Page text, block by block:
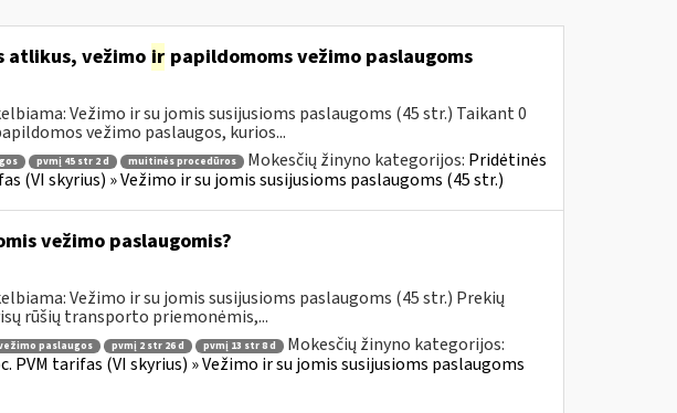
atlikus, vežimo irpapildomoms vežimo paslaugoms
Vežimo ir su jomis susijusioms paslaugoms (45 str.) Taikant 0
vežimo paslaugos, kurios...
pvmį 45 str 2 d muitinės procedūros Mokesčių žinyno kategorijos: Pridėtinės
(VI skyrius) » Vežimo ir su jomis susijusioms paslaugoms (45 str.)
vežimo paslaugomis?
Vežimo ir su jomis susijusioms paslaugoms (45 str.) Prekių
rūšių transporto priemonėmis,...
paslaugos pvmį 2 str 26 d pvmį 13 str 8 d
Mokesčių žinyno kategorijos:
PVM tarifas (VI skyrius) » Vežimo ir su jomis susijusioms paslaugoms